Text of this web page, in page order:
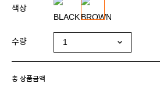
색상
수량
총 상품금액